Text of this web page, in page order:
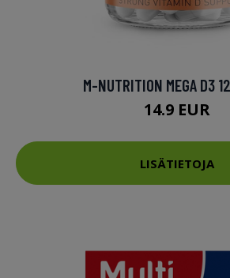
M-NUTRITION MEGA D3
14.9 EUR
LISÄTIETOJA